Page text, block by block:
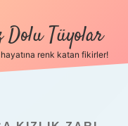
Dolu Tüyolar
renk katan fikirler!